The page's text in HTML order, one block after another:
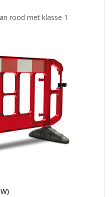
rood met klasse 1